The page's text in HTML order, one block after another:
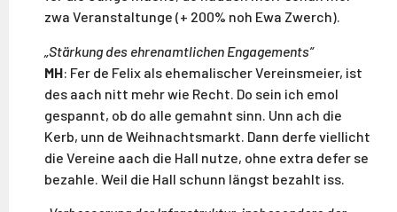
zwa Veranstaltunge (+ 200% noh Ewa Zwerch).
„Stärkung des ehrenamtlichen Engagements“
MH: Fer de Felix als ehemalischer Vereinsmeier, ist
des aach nitt mehr wie Recht. Do sein ich emol
gespannt, ob do alle gemahnt sinn. Unn ach die
Kerb, unn de Weihnachtsmarkt. Dann derfe viellicht
die Vereine aach die Hall nutze, ohne extra defer se
bezahle. Weil die Hall schunn längst bezahlt iss.